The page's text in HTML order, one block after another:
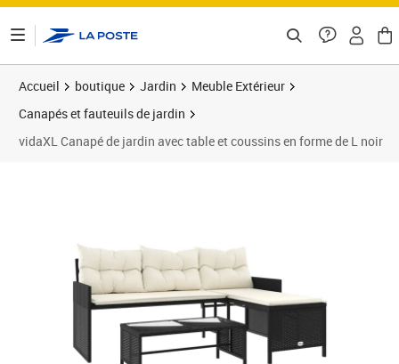
Accueil boutique Jardin
Meuble Extérieur
Canapés et fauteuils de jardin
vidaXL Canapé de jardin avec table et coussins en forme de L noir